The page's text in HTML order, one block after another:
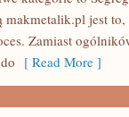
makmetalik.pl jest
Zamiast
[ Read More ]